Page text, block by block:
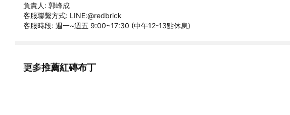
負責人: 郭峰成
客服聯繫方式: LINE:@redbrick
客服時段: 週一~週五 9:00~17:30 (中午12-13點休息)
更多推薦紅磚布丁
看更多